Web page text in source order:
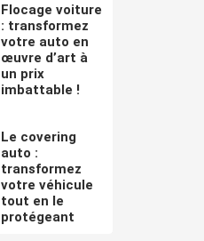
Flocage voiture
: transformez
votre auto en
œuvre d’art à
un prix
imbattable !
Le covering
auto :
transformez
votre véhicule
tout en le
protégeant